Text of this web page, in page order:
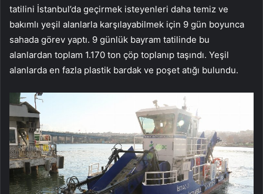
tatilini İstanbul’da geçirmek isteyenleri daha temiz ve
bakımlı yeşil alanlarla karşılayabilmek için 9 gün boyunca
sahada görev yaptı. 9 günlük bayram tatilinde bu
alanlardan toplam 1.170 ton çöp toplanıp taşındı. Yeşil
alanlarda en fazla plastik bardak ve poşet atığı bulundu.